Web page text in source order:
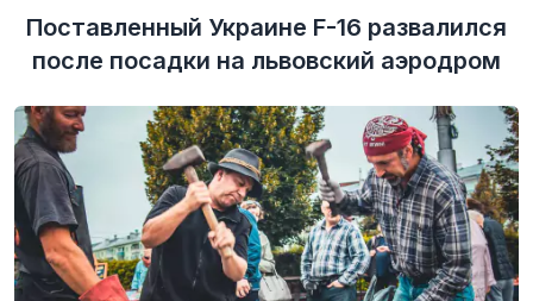
Поставленный Украине F-16 развалился
после посадки на львовский аэродром